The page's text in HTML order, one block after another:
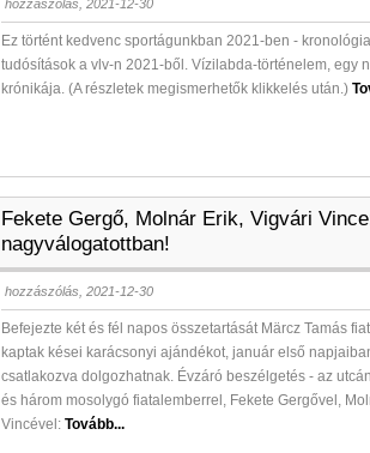
hozzászólás, 2021-12-30
Ez történt kedvenc sportágunkban 2021-ben -
tudósítások a vlv-n 2021-ből. Vízilabda-történelem, egy
krónikája. (A részletek megismerhetők klikkelés után.)
Fekete Gergő, Molnár Erik, Vigvári
nagyválogatottban!
hozzászólás, 2021-12-30
Befejezte két és fél napos összetartását Märcz Tamás
kaptak kései karácsonyi ajándékot, január első
csatlakozva dolgozhatnak. Évzáró beszélgetés - az
és három mosolygó fiatalemberrel, Fekete Gergővel,
Vincével:Tovább...